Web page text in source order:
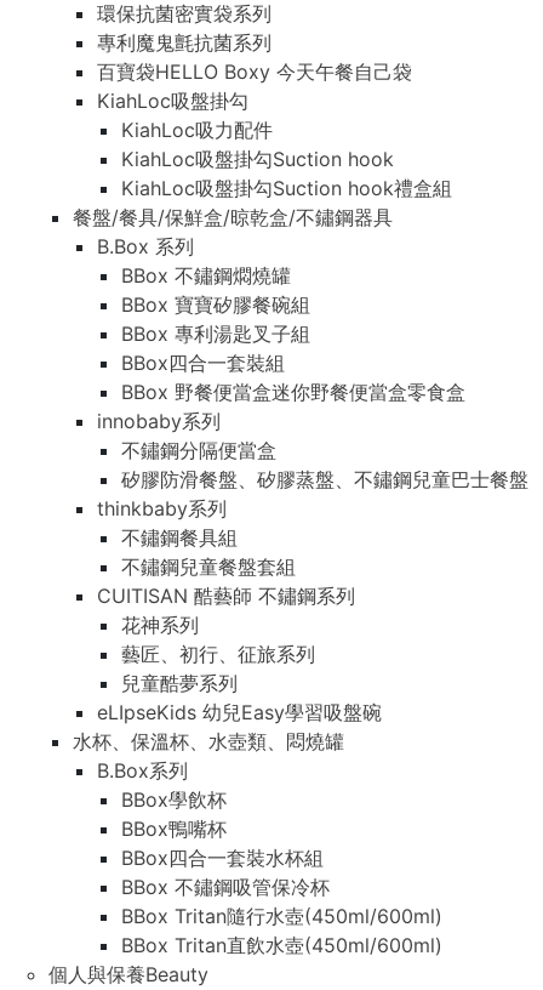
環保抗菌密實袋系列
專利魔鬼氈抗菌系列
百寶袋HELLO Boxy 今天午餐自己袋
KiahLoc吸盤掛勾
KiahLoc吸力配件
KiahLoc吸盤掛勾Suction hook
KiahLoc吸盤掛勾Suction hook禮盒組
餐盤/餐具/保鮮盒/晾乾盒/不鏽鋼器具
B.Box 系列
BBox 不鏽鋼燜燒罐
BBox 寶寶矽膠餐碗組
BBox 專利湯匙叉子組
BBox四合一套裝組
BBox 野餐便當盒迷你野餐便當盒零食盒
innobaby系列
不鏽鋼分隔便當盒
矽膠防滑餐盤、矽膠蒸盤、不鏽鋼兒童巴士餐盤
thinkbaby系列
不鏽鋼餐具組
不鏽鋼兒童餐盤套組
CUITISAN 酷藝師 不鏽鋼系列
花神系列
藝匠、初行、征旅系列
兒童酷夢系列
eLIpseKids 幼兒Easy學習吸盤碗
水杯、保溫杯、水壺類、悶燒罐
B.Box系列
BBox學飲杯
BBox鴨嘴杯
BBox四合一套裝水杯組
BBox 不鏽鋼吸管保冷杯
BBox Tritan隨行水壺(450ml/600ml)
BBox Tritan直飲水壺(450ml/600ml)
個人與保養Beauty